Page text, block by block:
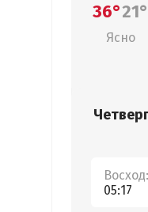
36°21°
Ясно
Восход:
05:17